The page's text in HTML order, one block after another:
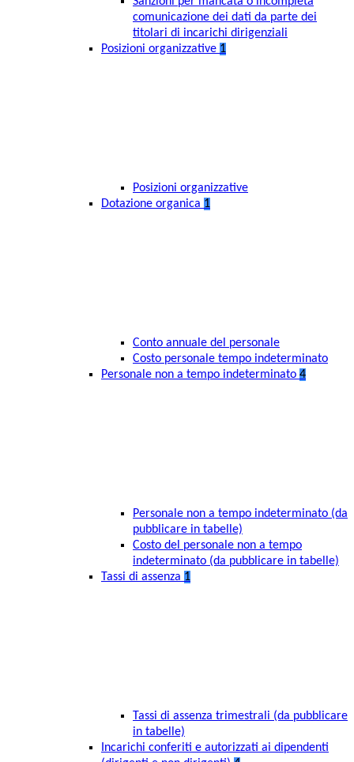
comunicazione dei dati da parte dei
titolari di incarichi dirigenziali
Posizioni organizzative 1
Posizioni organizzative
Dotazione organica 1
Conto annuale del personale
Costo personale tempo indeterminato
Personale non a tempo indeterminato 4
Personale non a tempo indeterminato (da
pubblicare in tabelle)
Costo del personale non a tempo
indeterminato (da pubblicare in tabelle)
Tassi di assenza 1
Tassi di assenza trimestrali (da pubblicare
in tabelle)
Incarichi conferiti e autorizzati ai dipendenti